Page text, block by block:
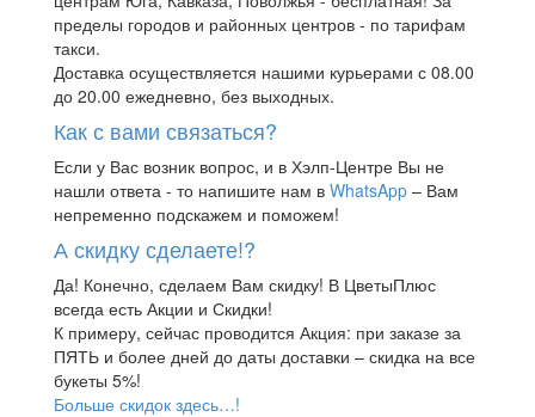
пределы городов и районных центров - по тарифам
такси.
Доставка осуществляется нашими курьерами с 08.00
до 20.00 ежедневно, без выходных.
Как с вами связаться?
Если у Вас возник вопрос, и в Хэлп-Центре Вы не
нашли ответа - то напишите нам в WhatsApp – Вам
непременно подскажем и поможем!
А скидку сделаете!?
Да! Конечно, сделаем Вам скидку! В ЦветыПлюс
всегда есть Акции и Скидки!
К примеру, сейчас проводится Акция: при заказе за
ПЯТЬ и более дней до даты доставки – скидка на все
букеты 5%!
Больше скидок здесь…!